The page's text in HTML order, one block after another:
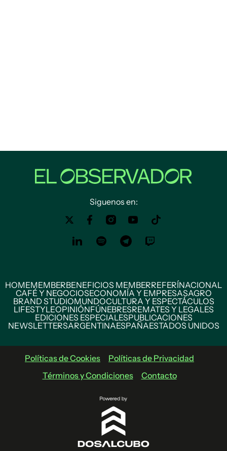
Siguenos en:
HOMEMEMBERBENEFICIOS MEMBERREFERÍNACIONAL
CAFÉ Y NEGOCIOSECONOMÍA Y EMPRESASAGRO
BRAND STUDIOMUNDOCULTURA Y ESPECTÁCULOS
LIFESTYLEOPINIÓNFÚNEBRESREMATES Y LEGALES
EDICIONES ESPECIALESPUBLICACIONES
NEWSLETTERSARGENTINAESPAÑAESTADOS UNIDOS
Políticas de Cookies
Políticas de Privacidad
Términos y Condiciones
Contacto